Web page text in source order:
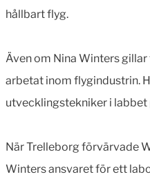
hållbart flyg.
Även om Nina Winters
arbetat inom flygindustrin.
utvecklingstekniker i labbet
När Trelleborg förvärvade
Winters ansvaret för ett